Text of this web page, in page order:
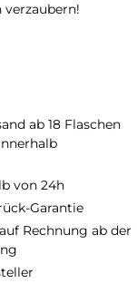
ab 18 Flaschen
von 24h
Garantie
Rechnung ab der
verzaubern!